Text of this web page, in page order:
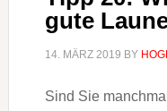
gute
14. MÄRZ 2019 BY
Sind Sie